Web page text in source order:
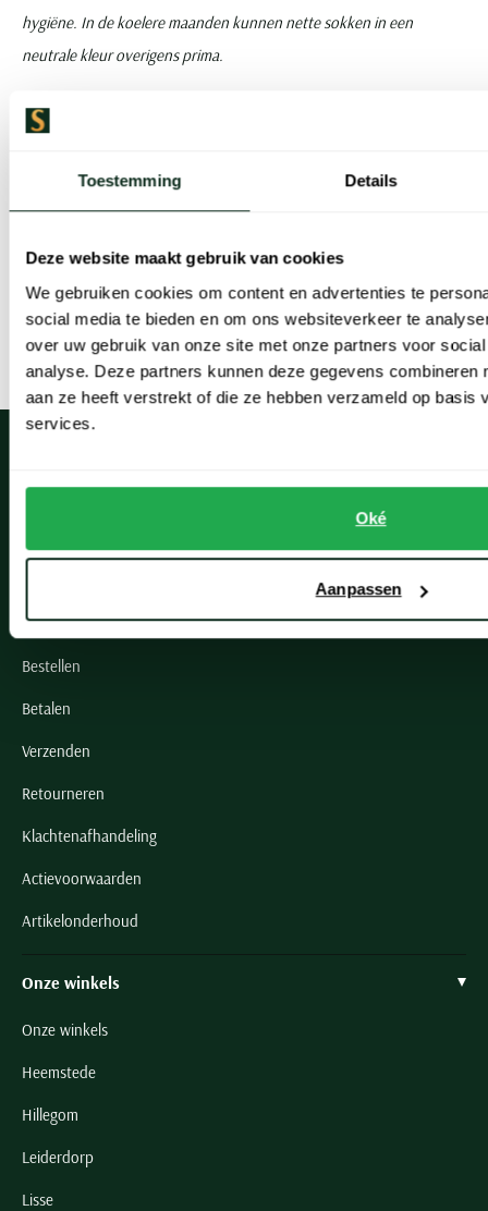
Toestemming Details
Deze website maakt gebruik van cookies
We gebruiken cookies om content en advertenties te
social media te bieden en om ons websiteverkeer te
over uw gebruik van onze site met onze partners voor
analyse. Deze partners kunnen deze gegevens combineren
aan ze heeft verstrekt of die ze hebben verzameld op basis
services.
Oké
Aanpassen
hygiëne. In de koelere maanden kunnen nette sokken in een
neutrale kleur overigens prima.
BOSS loafers kopen bij Schulte
Herenmode
Bestel bij ons in de webshop een paar Hugo Boss loafers. Bekijk de
lang meegaan. Zowel leren loafers als suede loafers, eenvoudig
online te bestellen. Zodra u bestelt gaan wij ermee aan de slag.
Daarna heeft u de loafers van Boss snel in huis.
Veelgestelde vragen
Bestellen
Betalen
Verzenden
Retourneren
Klachtenafhandeling
Actievoorwaarden
Artikelonderhoud
Onze winkels
Onze winkels
Heemstede
Hillegom
Leiderdorp
Lisse